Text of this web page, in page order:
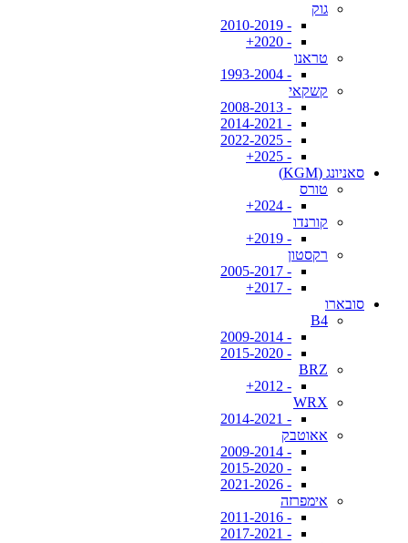
גוק
- 2010-2019
- 2020+
טראנו
- 1993-2004
קשקאי
- 2008-2013
- 2014-2021
- 2022-2025
- 2025+
סאניונג (KGM)
טורס
- 2024+
קורנדו
- 2019+
רקסטון
- 2005-2017
- 2017+
סובארו
B4
- 2009-2014
- 2015-2020
BRZ
- 2012+
WRX
- 2014-2021
אאוטבק
- 2009-2014
- 2015-2020
- 2021-2026
אימפרזה
- 2011-2016
- 2017-2021